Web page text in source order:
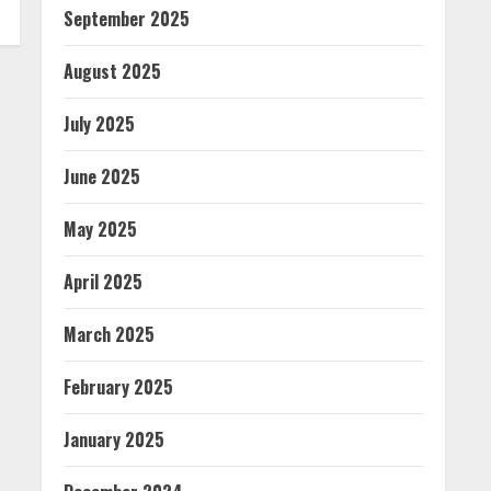
September 2025
August 2025
July 2025
June 2025
May 2025
April 2025
March 2025
February 2025
January 2025